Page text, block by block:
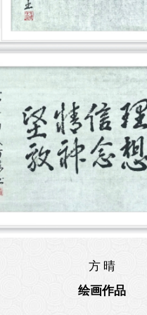
方 晴
绘画作品